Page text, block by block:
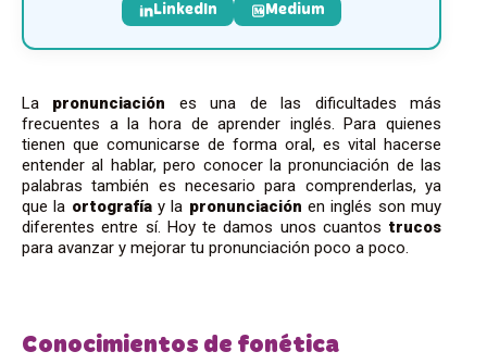
LinkedIn Medium
La pronunciación es una de las dificultades más
frecuentes a la hora de aprender inglés. Para quienes
tienen que comunicarse de forma oral, es vital hacerse
entender al hablar, pero conocer la pronunciación de las
palabras también es necesario para comprenderlas, ya
que la ortografíay la pronunciación en inglés son muy
diferentes entre sí. Hoy te damos unos cuantos trucos
para avanzar y mejorar tu pronunciación poco a poco.
Conocimientos de fonética